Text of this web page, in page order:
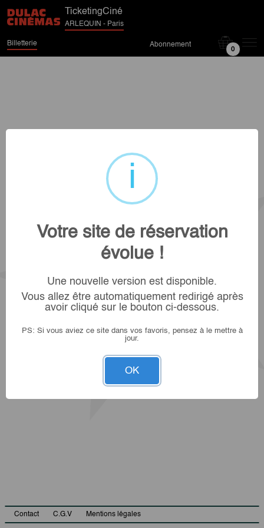
TicketingCiné
ARLEQUIN - Paris
Billetterie Abonnement
0
Contact C.G.V Mentions légales
Votre site de réservation
évolue !
Une nouvelle version est disponible.
Vous allez être automatiquement redirigé après
avoir cliqué sur le bouton ci-dessous.
PS: Si vous aviez ce site dans vos favoris, pensez à le mettre à
jour.
OK